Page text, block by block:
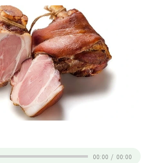
00:00 / 00:00